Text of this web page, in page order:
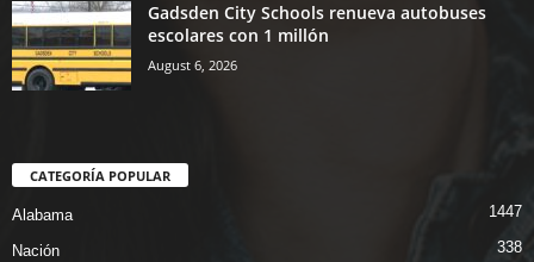
Gadsden City Schools renueva autobuses
escolares con 1 millón
August 6, 2026
CATEGORÍA POPULAR
Alabama 1447
Nación 338